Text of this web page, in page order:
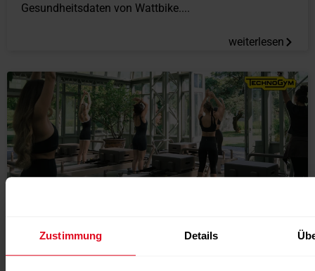
Zustimmung Details
Gesundheitsdaten von Wattbike....
weiterlesen
NEWS